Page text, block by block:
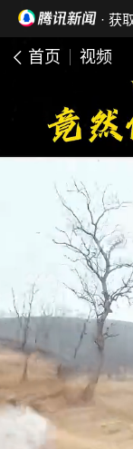
· 获
首页 视频